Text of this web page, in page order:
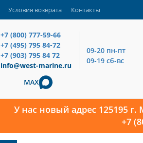
Условия возврата Контакты
+7 (800) 777-59-66
+7 (495) 795 84-72
+7 (903) 795 84 72
info@west-marine.ru
09-20 пн-пт
09-19 сб-вс
MAX
У нас новый адрес 125195
+7